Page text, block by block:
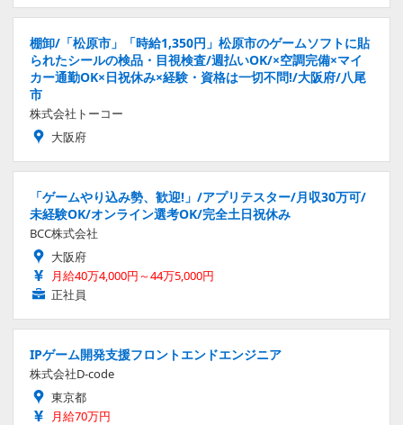
棚卸/「松原市」「時給1,350円」松原市のゲームソフトに貼
られたシールの検品・目視検査/週払いOK/×空調完備×マイ
カー通勤OK×日祝休み×経験・資格は一切不問!/大阪府/八尾
市
株式会社トーコー
大阪府
「ゲームやり込み勢、歓迎!」/アプリテスター/月収30万可/
未経験OK/オンライン選考OK/完全土日祝休み
BCC株式会社
大阪府
月給40万4,000円～44万5,000円
正社員
IPゲーム開発支援フロントエンドエンジニア
株式会社D-code
東京都
月給70万円